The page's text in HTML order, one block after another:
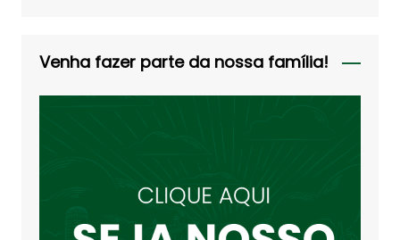
Venha fazer parte da nossa família!